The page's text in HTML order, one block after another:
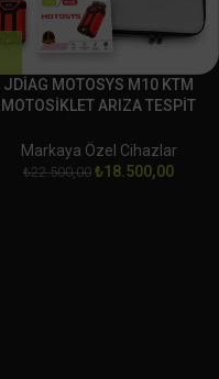
JDİAG MOTOSYS M10 KTM
MOTOSİKLET ARIZA TESPİT
Markaya Özel Cihazlar
₺22.500,00 ₺18.500,00